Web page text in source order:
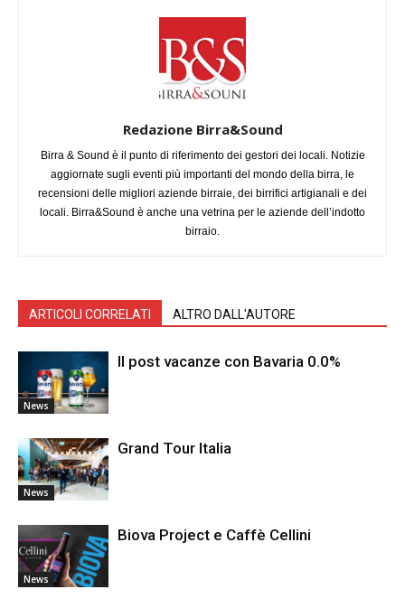
Redazione Birra&Sound
Birra & Sound è il punto di riferimento dei gestori dei locali. Notizie
aggiornate sugli eventi più importanti del mondo della birra, le
recensioni delle migliori aziende birraie, dei birrifici artigianali e dei
locali. Birra&Sound è anche una vetrina per le aziende dell’indotto
birraio.
ARTICOLI CORRELATI ALTRO DALL'AUTORE
News
Il post vacanze con Bavaria 0.0%
News
Grand Tour Italia
News
Biova Project e Caffè Cellini